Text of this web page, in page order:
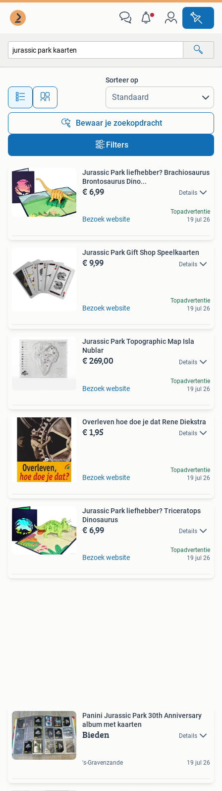
Alle afstanden…
Sorteer op
Bewaar je zoekopdracht
Filters
Jurassic Park liefhebber? Brachiosaurus
Brontosaurus Dino...
€ 6,99 Details
Bezoek website
Topadvertentie
19 jul 26
Jurassic Park Gift Shop Speelkaarten
€ 9,99 Details
Bezoek website
Topadvertentie
19 jul 26
Jurassic Park Topographic Map Isla
Nublar
€ 269,00 Details
Bezoek website
Topadvertentie
19 jul 26
Overleven hoe doe je dat Rene Diekstra
€ 1,95 Details
Bezoek website
Topadvertentie
19 jul 26
Jurassic Park liefhebber? Triceratops
Dinosaurus
€ 6,99 Details
Bezoek website
Topadvertentie
19 jul 26
Panini Jurassic Park 30th Anniversary
album met kaarten
Bieden Details
's-Gravenzande 19 jul 26